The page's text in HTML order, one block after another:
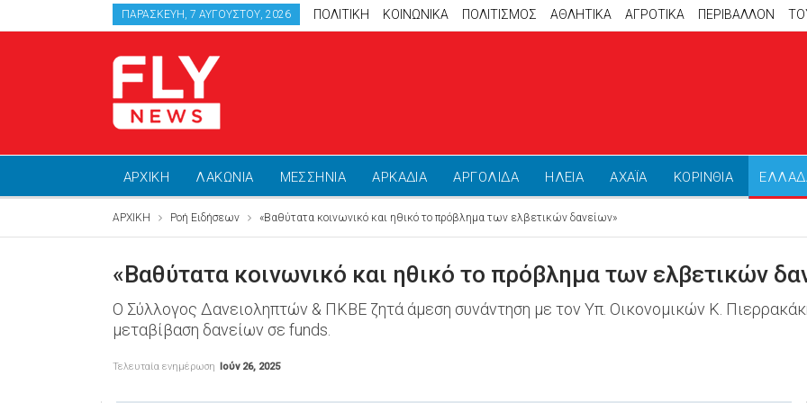
ΠΑΡΑΣΚΕΥΉ, 7 ΑΥΓΟΎΣΤΟΥ, 2026 ΠΟΛΙΤΙΚΗ ΚΟΙΝΩΝΙΚΑ ΠΟΛΙΤΙΣΜΟΣ ΑΘΛΗΤΙΚΆ ΑΓΡΟΤΙΚΑ ΠΕΡΙΒΑΛΛΟΝ
ΑΡΧΙΚΗ ΛΑΚΩΝΙΑ ΜΕΣΣΗΝΙΑ ΑΡΚΑΔΙΑ ΑΡΓΟΛΙΔΑ ΗΛΕΙΑ ΑΧΑΪΑ ΚΟΡΙΝΘΙΑ
ΑΡΧΙΚΗ Ροή Ειδήσεων «Βαθύτατα κοινωνικό και ηθικό το πρόβλημα των ελβετικών δανείων»
«Βαθύτατα κοινωνικό και ηθικό το πρόβλημα των ελβετικών
Ο Σύλλογος Δανειοληπτών & ΠΚΒΕ ζητά άμεση συνάντηση με τον Υπ. Οικονομικών Κ.
μεταβίβαση δανείων σε funds.
Τελευταία ενημέρωση Ιούν 26, 2025